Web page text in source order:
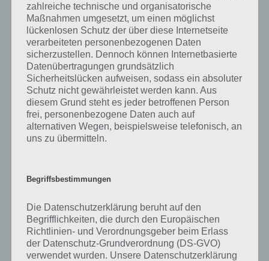
You Must Escape Level 9 Lösung
Weiter geht es mit You Must Escape Lösung zu Level 9. Dieses ist
nicht so umfangreich. Zur Lösung auf die Schublade links oben
klicken und dort die Schallplatte aufnehmen. Auf das Grammophon
rechts legen und den Zettel herausnehmen.
Auf dem Bild über dem Grammophon findet sich der Name “James”.
Klicke auf das Bücherregel und dort auf das Buch mit dem Namen
James. Dort findet sich ein weiterer Zettel.
Schraubenzieher auf. Schaue auf die Bilder auf der Wand links und
Damit öffnest du die Truhe. Zur Lösung von You Must Escape Level 9
nun mit dem Schraubenzieher die Schrauben entfernen und den
Schlüssel aufnehmen. Damit ist auch dieses Level von You Must
Escape gelöst.
zahlreiche technische und organisatorische
Maßnahmen umgesetzt, um einen möglichst
lückenlosen Schutz der über diese Internetseite
verarbeiteten personenbezogenen Daten
sicherzustellen. Dennoch können Internetbasierte
Datenübertragungen grundsätzlich
Sicherheitslücken aufweisen, sodass ein absoluter
Schutz nicht gewährleistet werden kann. Aus
diesem Grund steht es jeder betroffenen Person
frei, personenbezogene Daten auch auf
alternativen Wegen, beispielsweise telefonisch, an
uns zu übermitteln.
Begriffsbestimmungen
Die Datenschutzerklärung beruht auf den
Begrifflichkeiten, die durch den Europäischen
Richtlinien- und Verordnungsgeber beim Erlass
der Datenschutz-Grundverordnung (DS-GVO)
verwendet wurden. Unsere Datenschutzerklärung